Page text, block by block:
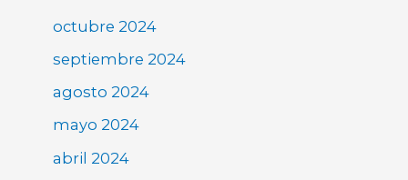
octubre 2024
septiembre 2024
agosto 2024
mayo 2024
abril 2024